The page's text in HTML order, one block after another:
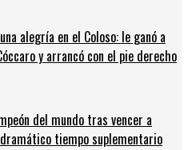
alegría en el Coloso: le ganó a
y arrancó con el pie derecho
del mundo tras vencer a
tiempo suplementario